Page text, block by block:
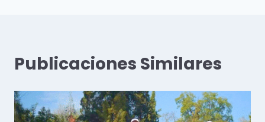
Publicaciones Similares